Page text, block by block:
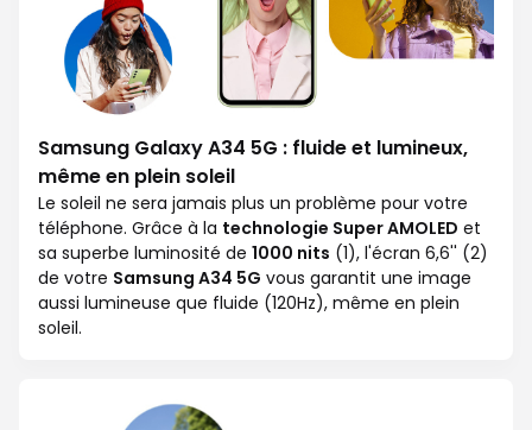
Samsung Galaxy A34 5G : fluide et lumineux,
même en plein soleil
Le soleil ne sera jamais plus un problème pour votre
téléphone. Grâce à la technologie Super AMOLED et
sa superbe luminosité de 1000 nits (1), l'écran 6,6'' (2)
de votre Samsung A34 5G vous garantit une image
aussi lumineuse que fluide (120Hz), même en plein
soleil.